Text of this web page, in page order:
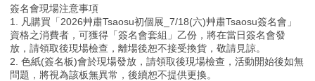
簽名會現場注意事項
1. 凡購買「2026艸肅Tsaosu初個展_7/18(六)艸肅Tsaosu簽名會」
資格之消費者，可獲得「簽名會套組」乙份，將在當日簽名會發
放，請領取後現場檢查，離場後恕不接受換貨，敬請見諒。
2. 色紙(簽名板)會於現場發放，請領取後現場檢查，活動開始後如無
問題，將視為該板無異常，後續恕不提供更換。